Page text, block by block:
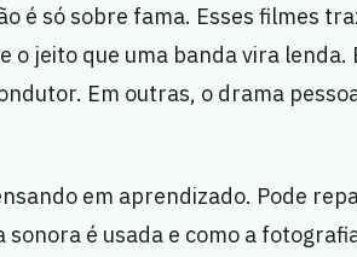
é só sobre fama. Esses filmes
jeito que uma banda vira lenda.
Em outras, o drama
em aprendizado. Pode
é usada e como a